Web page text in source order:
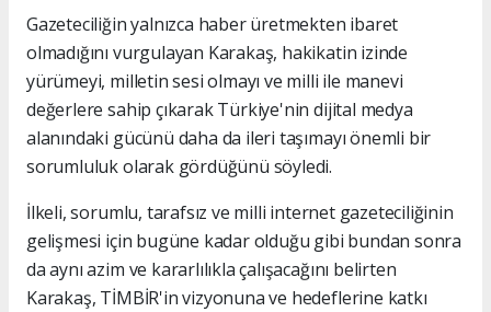
Gazeteciliğin yalnızca haber üretmekten ibaret
olmadığını vurgulayan Karakaş, hakikatin izinde
yürümeyi, milletin sesi olmayı ve milli ile manevi
değerlere sahip çıkarak Türkiye'nin dijital medya
alanındaki gücünü daha da ileri taşımayı önemli bir
sorumluluk olarak gördüğünü söyledi.
İlkeli, sorumlu, tarafsız ve milli internet gazeteciliğinin
gelişmesi için bugüne kadar olduğu gibi bundan sonra
da aynı azim ve kararlılıkla çalışacağını belirten
Karakaş, TİMBİR'in vizyonuna ve hedeflerine katkı